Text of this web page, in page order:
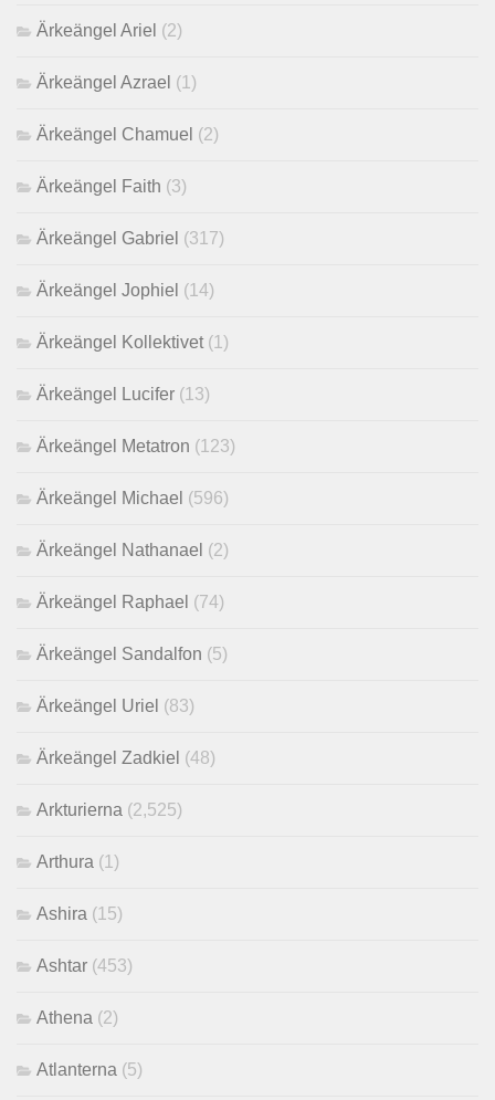
Ärkeängel Ariel (2)
Ärkeängel Azrael (1)
Ärkeängel Chamuel (2)
Ärkeängel Faith (3)
Ärkeängel Gabriel (317)
Ärkeängel Jophiel (14)
Ärkeängel Kollektivet (1)
Ärkeängel Lucifer (13)
Ärkeängel Metatron (123)
Ärkeängel Michael (596)
Ärkeängel Nathanael (2)
Ärkeängel Raphael (74)
Ärkeängel Sandalfon (5)
Ärkeängel Uriel (83)
Ärkeängel Zadkiel (48)
Arkturierna (2,525)
Arthura (1)
Ashira (15)
Ashtar (453)
Athena (2)
Atlanterna (5)